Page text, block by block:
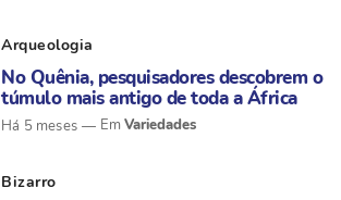
Arqueologia
No Quênia, pesquisadores descobrem o
túmulo mais antigo de toda a África
Há 5 meses Variedades
Bizarro